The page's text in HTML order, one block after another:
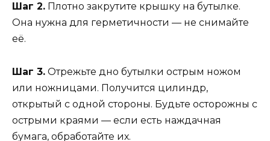
Шаг 2. Плотно закрутите крышку на бутылке.
Она нужна для герметичности — не снимайте
её.
Шаг 3. Отрежьте дно бутылки острым ножом
или ножницами. Получится цилиндр,
открытый с одной стороны. Будьте осторожны с
острыми краями — если есть наждачная
бумага, обработайте их.